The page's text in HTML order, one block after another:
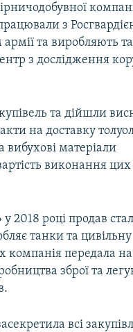
з
та виробляють
з дослідження
та дійшли
на доставку
матеріали
виконання цих
році продав
танки та цивільну
компанія передала
зброї та
всі